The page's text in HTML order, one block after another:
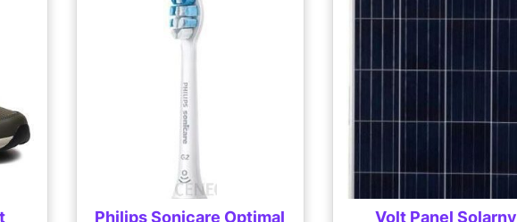
Philips Sonicare Optimal
Volt Panel Solarny